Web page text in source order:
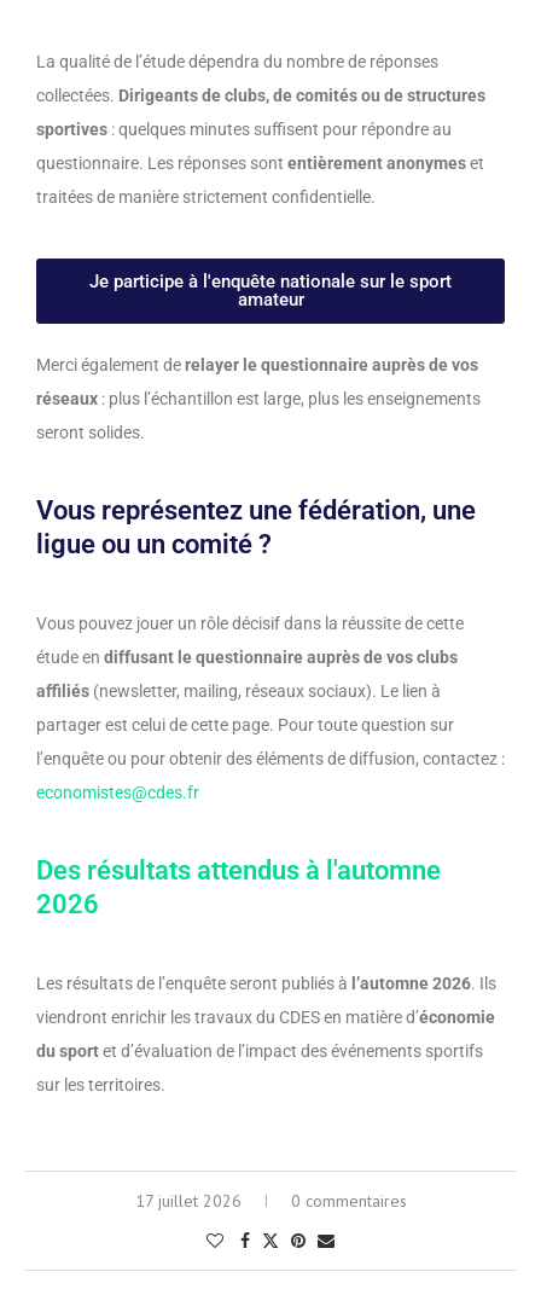
La qualité de l’étude dépendra du nombre de réponses
collectées. Dirigeants de clubs, de comités ou de structures
sportives : quelques minutes suffisent pour répondre au
questionnaire. Les réponses sont entièrement anonymeset
traitées de manière strictement confidentielle.
Je participe à l'enquête nationale sur le sport
amateur
Merci également derelayer le questionnaire auprès de vos
réseaux : plus l’échantillon est large, plus les enseignements
seront solides.
Vous représentez une fédération, une
ligue ou un comité ?
Vous pouvez jouer un rôle décisif dans la réussite de cette
étude en diffusant le questionnaire auprès de vos clubs
affiliés (newsletter, mailing, réseaux sociaux). Le lien à
partager est celui de cette page. Pour toute question sur
l’enquête ou pour obtenir des éléments de diffusion, contactez :
economistes@cdes.fr
Des résultats attendus à l'automne
2026
Les résultats de l’enquête seront publiés à l’automne 2026. Ils
viendront enrichir les travaux du CDES en matière d’économie
du sportet d’évaluation de l’impact des événements sportifs
sur les territoires.
17 juillet 2026 0 commentaires